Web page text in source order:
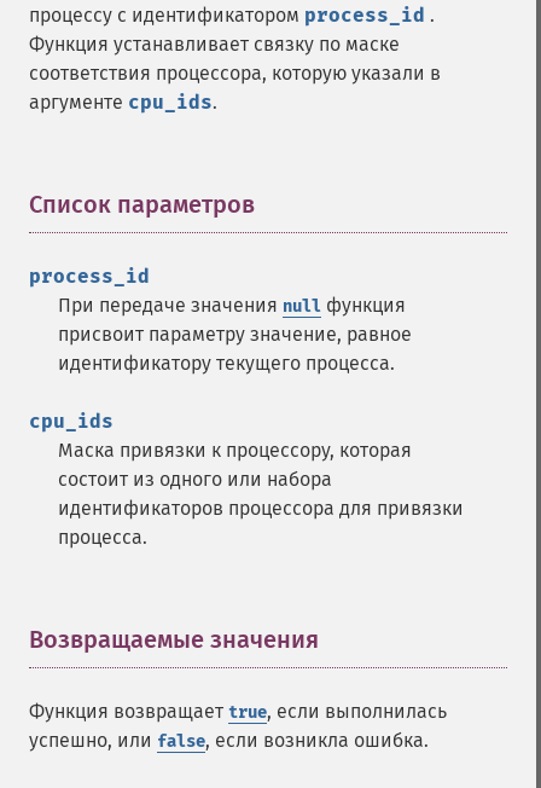
процессу с идентификатором process_id .
Функция устанавливает связку по маске
соответствия процессора, которую указали в
аргументе cpu_ids.
Список параметров
process_id
При передаче значения null функция
присвоит параметру значение, равное
идентификатору текущего процесса.
cpu_ids
Маска привязки к процессору, которая
состоит из одного или набора
идентификаторов процессора для привязки
процесса.
Возвращаемые значения
Функция возвращает true, если выполнилась
успешно, или false, если возникла ошибка.